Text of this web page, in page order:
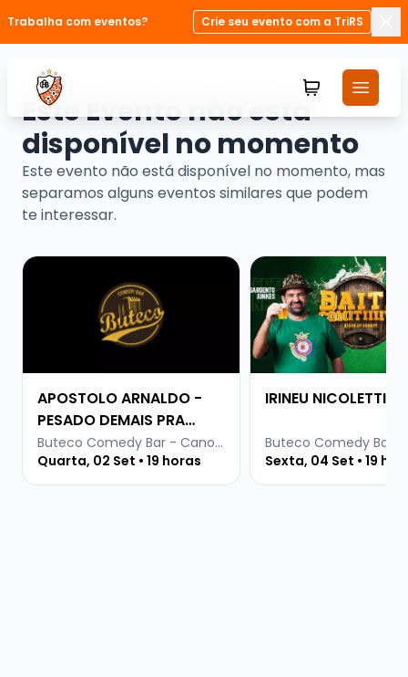
Trabalha com eventos?
Crie seu evento com a TriRS
Este Evento não está
disponível no momento
Este evento não está disponível no momento, mas
separamos alguns eventos similares que podem
te interessar.
Veja mais sobre APOSTOLO ARNALDO - PESADO
APOSTOLO ARNALDO -
PESADO DEMAIS PRA
INTERNET
Buteco Comedy Bar - Canoas
Quarta, 02 Set • 19 horas
Veja mais sobre
IRINEU NICOLETTI
Sexta, 04 Set • 19